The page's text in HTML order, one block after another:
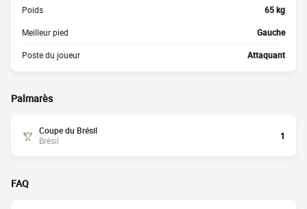
Poids 65 kg
Meilleur pied Gauche
Poste du joueur Attaquant
Palmarès
Coupe du Brésil
Brésil
1
FAQ